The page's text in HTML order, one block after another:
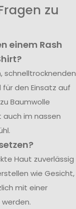
zu
einem Rash
schnelltrocknenden
den Einsatz auf
Baumwolle
im nassen
Haut zuverlässig
wie Gesicht,
mit einer